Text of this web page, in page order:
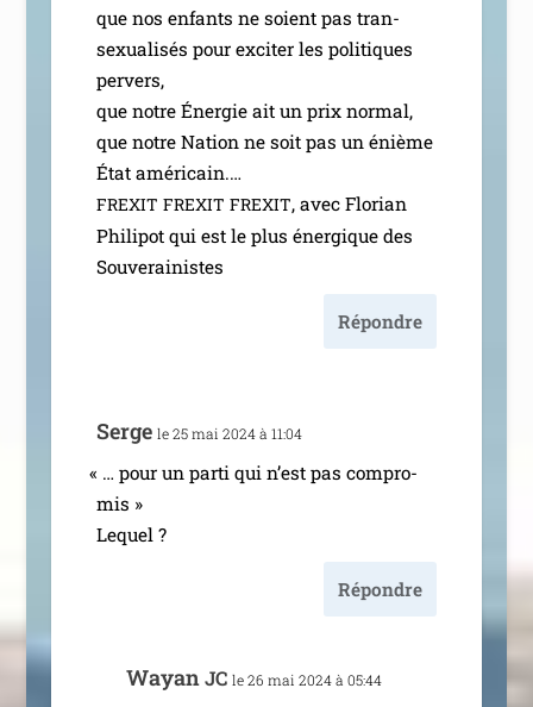
que nos enfants ne soient pas tran­
sexua­li­sés pour exci­ter les poli­tiques
per­vers,
que notre Énergie ait un prix nor­mal,
que notre Nation ne soit pas un énième
État amé­ri­cain.…
FREXIT FREXIT FREXIT, avec Florian
Philipot qui est le plus éner­gique des
Souverainistes
Répondre
Serge le 25 mai 2024 à 11:04
« … pour un par­ti qui n’est pas com­pro­
mis »
Lequel ?
Répondre
WayanJC le 26 mai 2024 à 05:44